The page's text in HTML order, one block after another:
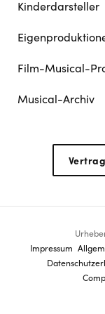
Kinderdarsteller
Film-Musical-
Musical-Archiv
Footer
navigation
Impressum